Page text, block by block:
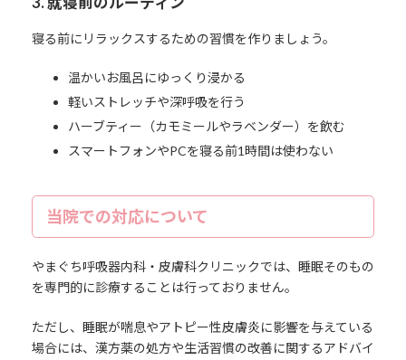
寝る前にリラックスするための習慣を作りましょう。
温かいお風呂にゆっくり浸かる
軽いストレッチや深呼吸を行う
ハーブティー（カモミールやラベンダー）を飲む
スマートフォンやPCを寝る前1時間は使わない
当院での対応について
やまぐち呼吸器内科・皮膚科クリニックでは、睡眠そのもの
を専門的に診療することは行っておりません。
ただし、睡眠が喘息やアトピー性皮膚炎に影響を与えている
場合には、漢方薬の処方や生活習慣の改善に関するアドバイ